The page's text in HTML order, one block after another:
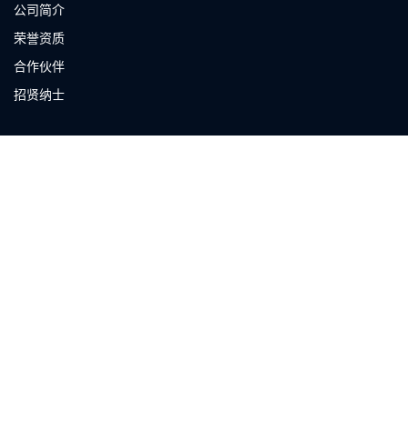
公司简介
荣誉资质
合作伙伴
招贤纳士